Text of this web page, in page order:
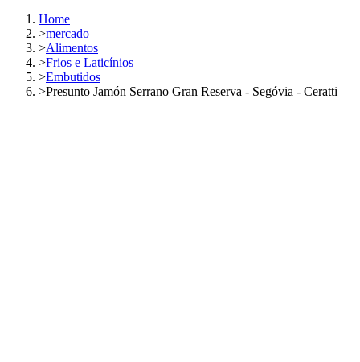
Home
>mercado
>Alimentos
>Frios e Laticínios
>Embutidos
>Presunto Jamón Serrano Gran Reserva - Segóvia - Ceratti